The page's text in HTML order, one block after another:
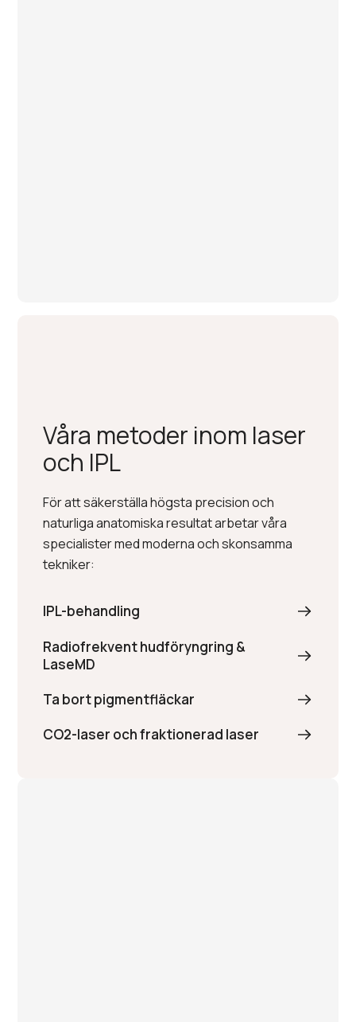
Våra metoder inom laser
och IPL
För att säkerställa högsta precision och
naturliga anatomiska resultat arbetar våra
specialister med moderna och skonsamma
tekniker:
IPL-behandling
Radiofrekvent hudföryngring &
LaseMD
Ta bort pigmentfläckar
CO2-laser och fraktionerad laser